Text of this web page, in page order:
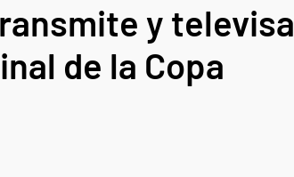
y televisa
de la Copa